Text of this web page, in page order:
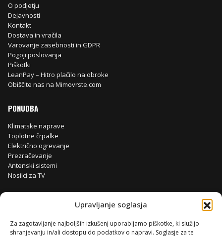
Upravljanje soglasja
Za zagotavljanje najboljših izkušenj uporabljamo piškotke, ki služijo
shranjevanju in/ali dostopu do podatkov o napravi. Soglasje za te
O podjetju
Dejavnosti
Kontakt
Dostava in vračila
Varovanje zasebnosti in GDPR
Pogoji poslovanja
Piškotki
LeanPay – Hitro plačilo na obroke
Obiščite nas na Mimovrste.com
PONUDBA
Klimatske naprave
Toplotne črpalke
Električno ogrevanje
Prezračevanje
Antenski sistemi
Nosilci za TV